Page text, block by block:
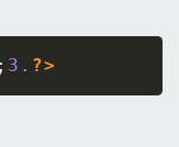
; 3. ?>